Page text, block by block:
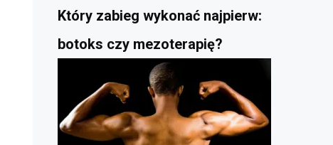
Który zabieg wykonać najpierw:
botoks czy mezoterapię?